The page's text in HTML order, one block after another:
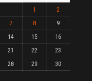
1
2
7 8
9
14 15
16
21 22
23
28 29
30